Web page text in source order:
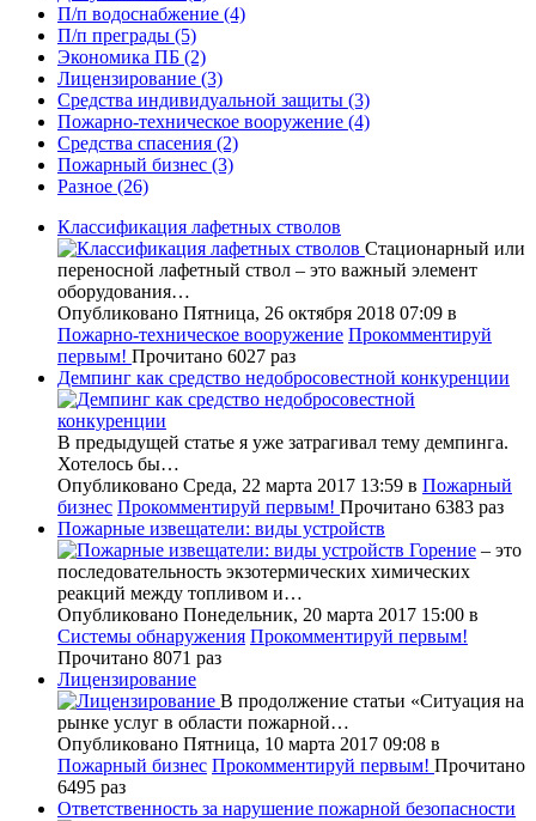
П/п водоснабжение (4)
П/п преграды (5)
Экономика ПБ (2)
Лицензирование (3)
Средства индивидуальной защиты (3)
Пожарно-техническое вооружение (4)
Средства спасения (2)
Пожарный бизнес (3)
Разное (26)
Классификация лафетных стволов
Стационарный или
переносной лафетный ствол – это важный элемент
оборудования…
Опубликовано Пятница, 26 октября 2018 07:09 в
Пожарно-техническое вооружение Прокомментируй
первым! Прочитано 6027 раз
Демпинг как средство недобросовестной конкуренции
В предыдущей статье я уже затрагивал тему демпинга.
Хотелось бы…
Опубликовано Среда, 22 марта 2017 13:59 в Пожарный
бизнес Прокомментируй первым! Прочитано 6383 раз
Пожарные извещатели: виды устройств
Горение – это
последовательность экзотермических химических
реакций между топливом и…
Опубликовано Понедельник, 20 марта 2017 15:00 в
Системы обнаружения Прокомментируй первым!
Прочитано 8071 раз
Лицензирование
В продолжение статьи «Ситуация на
рынке услуг в области пожарной…
Опубликовано Пятница, 10 марта 2017 09:08 в
Пожарный бизнес Прокомментируй первым! Прочитано
6495 раз
Ответственность за нарушение пожарной безопасности